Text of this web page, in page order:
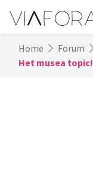
Home Forum
Het musea topic!